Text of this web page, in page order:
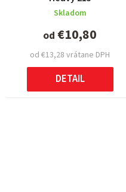
Skladom
od €13,28 vrátane DPH
od €10,80
DETAIL